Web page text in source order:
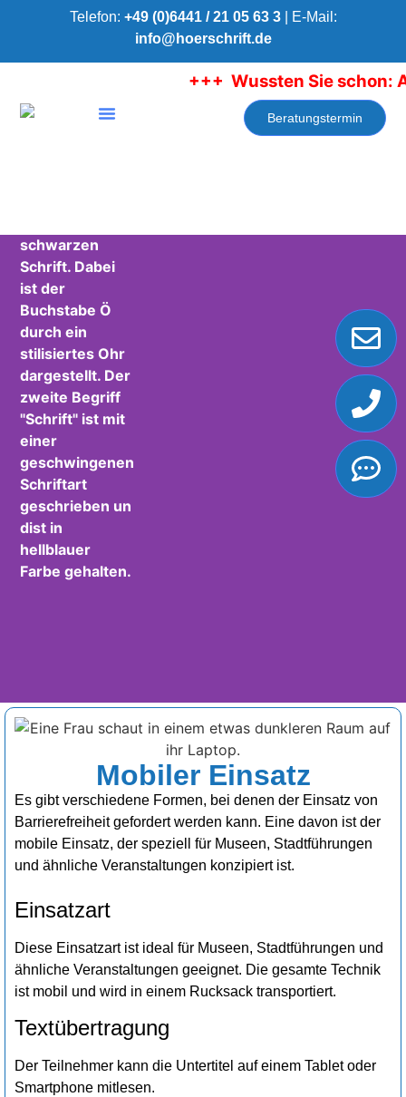
Telefon: +49 (0)6441 / 21 05 63 3| E-Mail:
info@hoerschrift.de
+++ Wussten Sie schon:
Beratungstermin
EINSATZARTEN
So kann HörSchrift
eingesetzt werden!
Mobiler Einsatz
Es gibt verschiedene Formen, bei denen der Einsatz von
Barrierefreiheit gefordert werden kann. Eine davon ist der
mobile Einsatz, der speziell für Museen, Stadtführungen
und ähnliche Veranstaltungen konzipiert ist.
Einsatzart
Diese Einsatzart ist ideal für Museen, Stadtführungen und
ähnliche Veranstaltungen geeignet. Die gesamte Technik
ist mobil und wird in einem Rucksack transportiert.
Textübertragung
Der Teilnehmer kann die Untertitel auf einem Tablet oder
Smartphone mitlesen.